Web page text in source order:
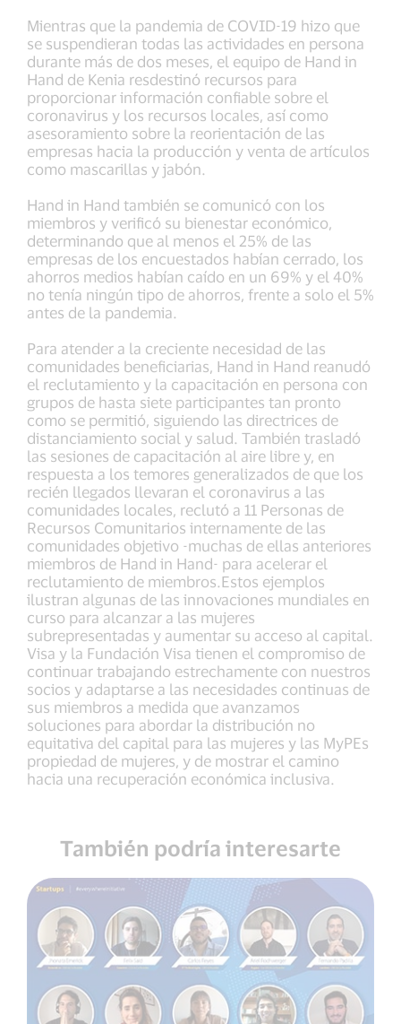
Mientras que la pandemia de COVID-19 hizo que
se suspendieran todas las actividades en persona
durante más de dos meses, el equipo de Hand in
Hand de Kenia resdestinó recursos para
proporcionar información confiable sobre el
coronavirus y los recursos locales, así como
asesoramiento sobre la reorientación de las
empresas hacia la producción y venta de artículos
como mascarillas y jabón.
Hand in Hand también se comunicó con los
miembros y verificó su bienestar económico,
determinando que al menos el 25% de las
empresas de los encuestados habían cerrado, los
ahorros medios habían caído en un 69% y el 40%
no tenía ningún tipo de ahorros, frente a solo el 5%
antes de la pandemia.
Para atender a la creciente necesidad de las
comunidades beneficiarias, Hand in Hand reanudó
el reclutamiento y la capacitación en persona con
grupos de hasta siete participantes tan pronto
como se permitió, siguiendo las directrices de
distanciamiento social y salud. También trasladó
las sesiones de capacitación al aire libre y, en
respuesta a los temores generalizados de que los
recién llegados llevaran el coronavirus a las
comunidades locales, reclutó a 11 Personas de
Recursos Comunitarios internamente de las
comunidades objetivo -muchas de ellas anteriores
miembros de Hand in Hand- para acelerar el
reclutamiento de miembros.Estos ejemplos
ilustran algunas de las innovaciones mundiales en
curso para alcanzar a las mujeres
subrepresentadas y aumentar su acceso al capital.
Visa y la Fundación Visa tienen el compromiso de
continuar trabajando estrechamente con nuestros
socios y adaptarse a las necesidades continuas de
sus miembros a medida que avanzamos
soluciones para abordar la distribución no
equitativa del capital para las mujeres y las MyPEs
propiedad de mujeres, y de mostrar el camino
hacia una recuperación económica inclusiva.
También podría interesarte